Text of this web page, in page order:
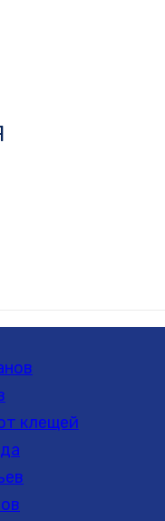
клещей